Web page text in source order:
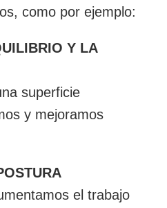
como por ejemplo:
Y LA
superficie
y mejoramos
el trabajo